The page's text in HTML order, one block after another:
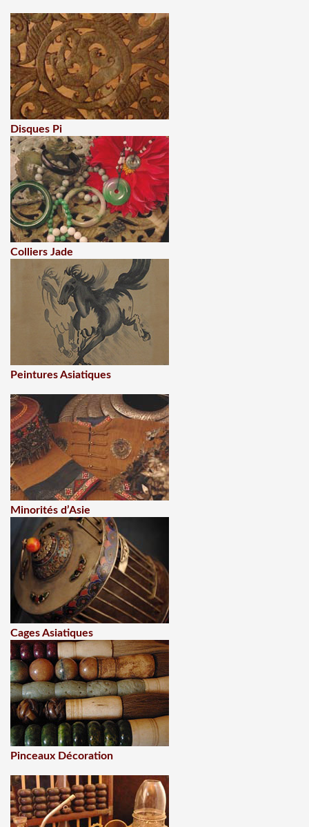
Disques Pi
Colliers Jade
Peintures Asiatiques
Minorités d’Asie
Cages Asiatiques
Pinceaux Décoration